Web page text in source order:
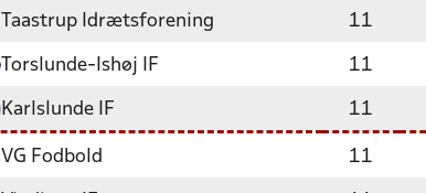
Taastrup Idrætsforening 11
Torslunde-Ishøj IF 11
Karlslunde IF 11
VG Fodbold 11